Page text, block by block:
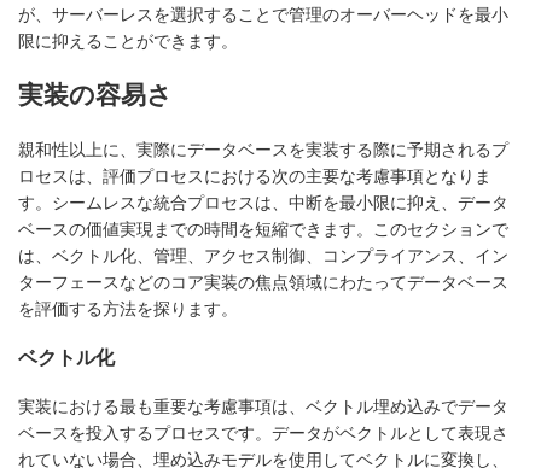
が、サーバーレスを選択することで管理のオーバーヘッドを最小
限に抑えることができます。
実装の容易さ
親和性以上に、実際にデータベースを実装する際に予期されるプ
ロセスは、評価プロセスにおける次の主要な考慮事項となりま
す。シームレスな統合プロセスは、中断を最小限に抑え、データ
ベースの価値実現までの時間を短縮できます。このセクションで
は、ベクトル化、管理、アクセス制御、コンプライアンス、イン
ターフェースなどのコア実装の焦点領域にわたってデータベース
を評価する方法を探ります。
ベクトル化
実装における最も重要な考慮事項は、ベクトル埋め込みでデータ
ベースを投入するプロセスです。データがベクトルとして表現さ
れていない場合、埋め込みモデルを使用してベクトルに変換し、